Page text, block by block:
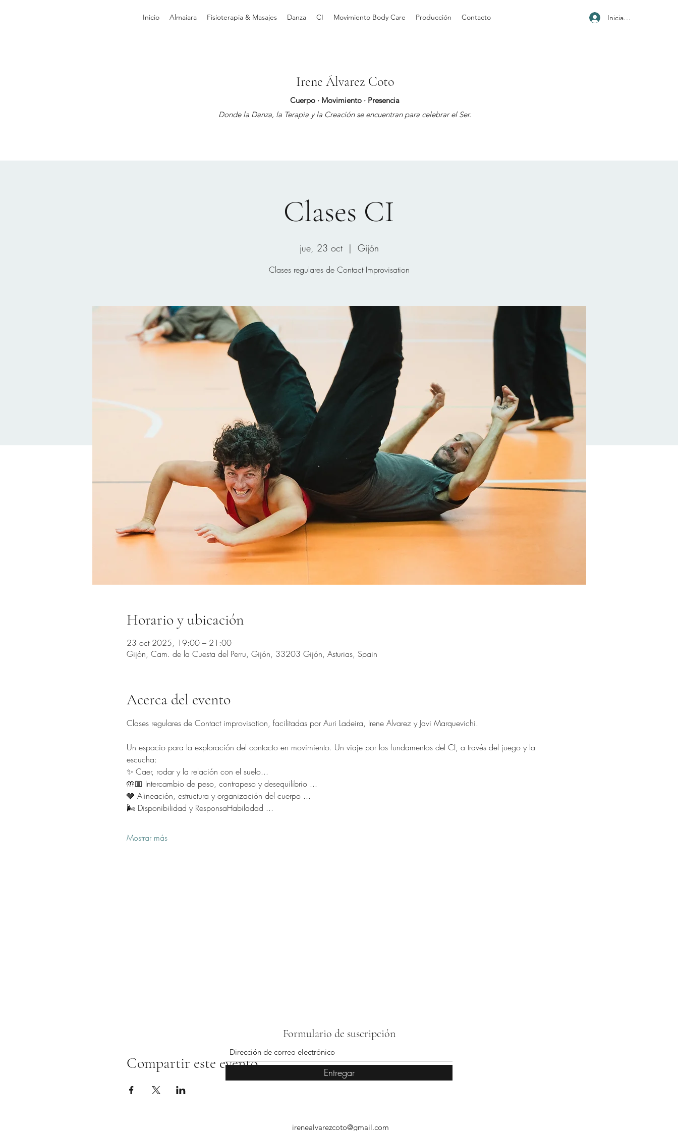
Inicio Almaiara Fisioterapia & Masajes Danza CI Movimiento Body Care Producción Contacto Iniciar sesión
Irene Álvarez Coto
Cuerpo · Movimiento · Presencia
Donde la Danza, la Terapia y la Creación se encuentran para celebrar el Ser.
Clases CI
jue, 23 oct
  |
Gijón
Clases regulares de Contact Improvisation
Horario y ubicación
23 oct 2025, 19:00 – 21:00
Gijón, Cam. de la Cuesta del Perru, Gijón, 33203 Gijón, Asturias, Spain
Acerca del evento
Clases regulares de Contact improvisation, facilitadas por Auri Ladeira, Irene Alvarez y Javi Marquevichi.
Un espacio para la exploración del contacto en movimiento. Un viaje por los fundamentos del CI, a través del juego y la
escucha:
✨ Caer, rodar y la relación con el suelo...
🤲🏼 Intercambio de peso, contrapeso y desequilibrio ...
🩶 Alineación, estructura y organización del cuerpo ...
🌬️ Disponibilidad y ResponsaHabiladad ...
Mostrar más
Compartir este evento
Formulario de suscripción
Entregar
irenealvarezcoto@gmail.com